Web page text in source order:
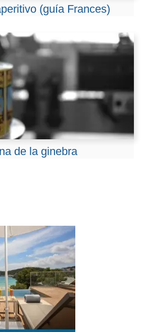
(guía Frances)
de la ginebra